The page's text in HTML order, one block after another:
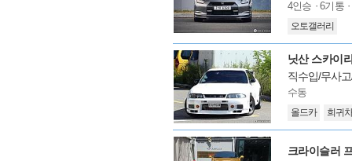
모
옵
4인승 6기통
오토갤러리
닛산 스카이
직수입/무사
모
옵
수동
올드카 희귀차
크라이슬러